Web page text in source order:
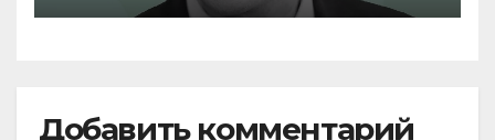
Добавить комментарий